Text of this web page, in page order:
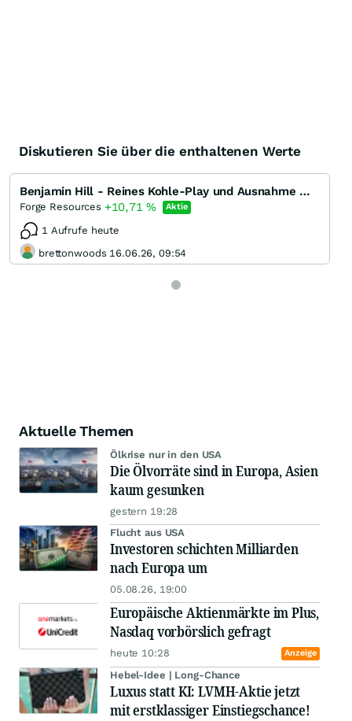
Diskutieren Sie über die enthaltenen Werte
Benjamin Hill - Reines Kohle-Play und Ausnahme weil endlich mal kein Renewable!
Forge Resources +10,71 % Aktie
1 Aufrufe heute
brettonwoods 16.06.26, 09:54
Aktuelle Themen
Ölkrise nur in den USA
Die Ölvorräte sind in Europa, Asien
kaum gesunken
gestern 19:28
Flucht aus USA
Investoren schichten Milliarden
nach Europa um
05.08.26, 19:00
Europäische Aktienmärkte im Plus,
Nasdaq vorbörslich gefragt
heute 10:28 Anzeige
Hebel-Idee | Long-Chance
Luxus statt KI: LVMH-Aktie jetzt
mit erstklassiger Einstiegschance!